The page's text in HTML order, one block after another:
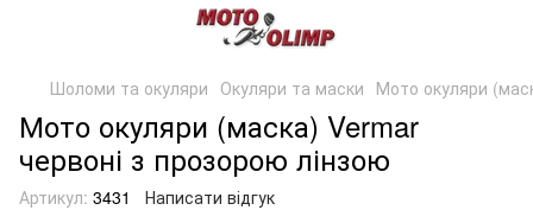
Шоломи та окуляри Окуляри та маски Мото окуляри
Мото окуляри (маска) Vermar
червоні з прозорою лінзою
Артикул: 3431 Написати відгук